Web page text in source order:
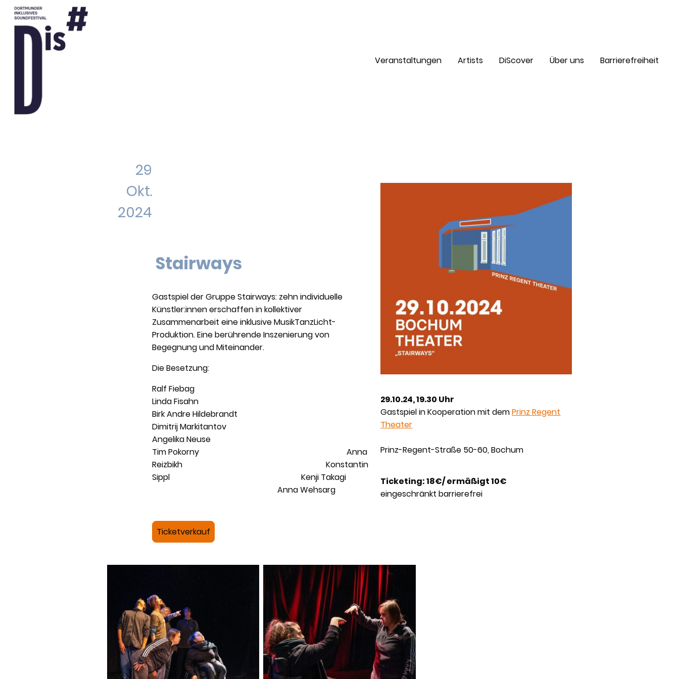
Veranstaltungen Artists DiScover Über uns Barrierefreiheit
29
Okt.
2024
Stairways
Gastspiel der Gruppe Stairways: zehn individuelle
Künstler:innen erschaffen in kollektiver
Zusammenarbeit eine inklusive MusikTanzLicht-
Produktion. Eine berührende Inszenierung von
Begegnung und Miteinander.
Die Besetzung:
Ralf Fiebag
Linda Fisahn
Birk Andre Hildebrandt
Dimitrij Markitantov
Angelika Neuse
Tim Pokorny Anna
Reizbikh Konstantin
Sippl Kenji Takagi
Anna Wehsarg
Ticketverkauf
29.10.24, 19.30 Uhr
Gastspiel in Kooperation mit demPrinz Regent
Theater
Prinz-Regent-Straße 50-60, Bochum
Ticketing: 18€/ ermäßigt 10€
eingeschränkt barrierefrei